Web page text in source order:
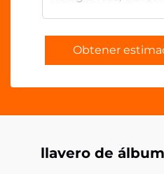
Obtener
llavero de